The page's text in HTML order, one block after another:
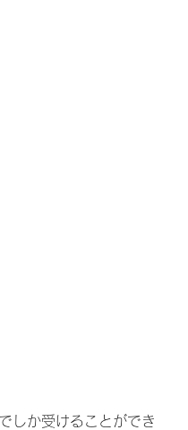
しか受けることができ